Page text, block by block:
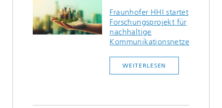
Fraunhofer HHI startet
Forschungsprojekt für
nachhaltige
Kommunikationsnetze
WEITERLESEN